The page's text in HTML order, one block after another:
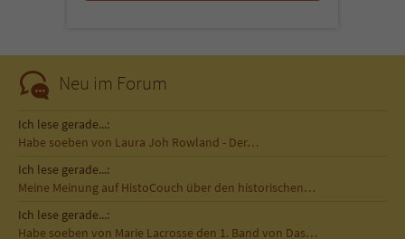
Neu im Forum
Ich lese gerade...:
Habe soeben von Laura Joh Rowland - Der…
Ich lese gerade...:
Meine Meinung auf HistoCouch über den historischen…
Ich lese gerade...:
Habe soeben von Marie Lacrosse den 1. Band von Das…